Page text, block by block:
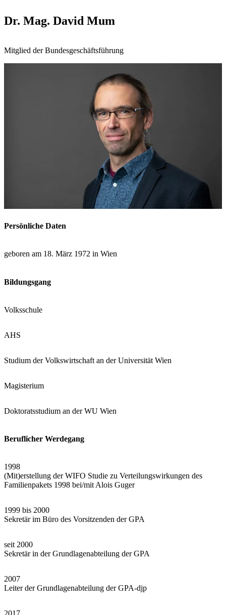
Dr. Mag. David Mum
Mitglied der Bundesgeschäftsführung
Persönliche Daten
geboren am 18. März 1972 in Wien
Bildungsgang
Volksschule
AHS
Studium der Volkswirtschaft an der Universität Wien
Magisterium
Doktoratsstudium an der WU Wien
Beruflicher Werdegang
1998
(Mit)erstellung der WIFO Studie zu Verteilungswirkungen des
Familienpakets 1998 bei/mit Alois Guger
1999 bis 2000
Sekretär im Büro des Vorsitzenden der GPA
seit 2000
Sekretär in der Grundlagenabteilung der GPA
2007
Leiter der Grundlagenabteilung der GPA-djp